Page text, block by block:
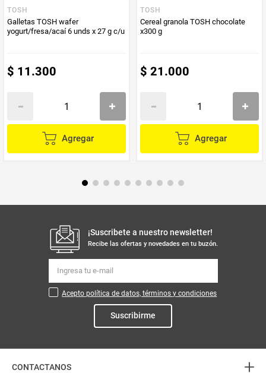
TOSH
Galletas TOSH wafer
yogurt/fresa/acaí 6 unds x 27 g c/u
$ 11.300
Agregar
TOSH
Cereal granola TOSH chocolate
x300 g
$ 21.000
Agregar
¡Suscribete a nuestro newsletter!
Recibe las ofertas y novedades en tu buzón.
Acepto política de datos, términos y condiciones
Suscribirme
CONTACTANOS +